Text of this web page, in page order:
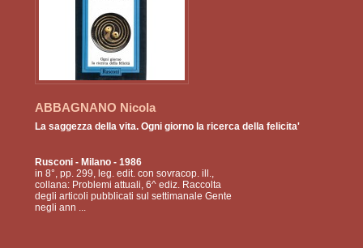
ABBAGNANO Nicola
La saggezza della vita. Ogni giorno la ricerca della felicita'
Rusconi- Milano - 1986
in 8°, pp. 299, leg. edit. con sovracop. ill.,
collana: Problemi attuali, 6^ ediz. Raccolta
degli articoli pubblicati sul settimanale Gente
negli ann ...